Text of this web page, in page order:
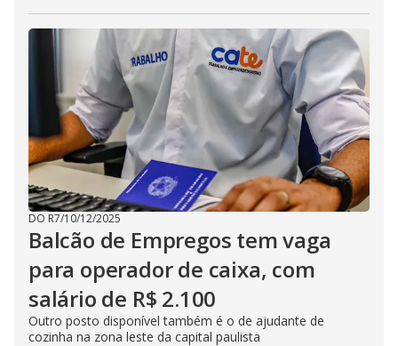
DO R7/10/12/2025
Balcão de Empregos tem vaga
para operador de caixa, com
salário de R$ 2.100
Outro posto disponível também é o de ajudante de
cozinha na zona leste da capital paulista